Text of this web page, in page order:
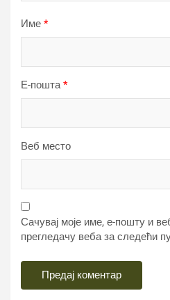
Име *
Е-пошта*
Веб место
Сачувај моје име, е-пошту и
прегледачу веба за следећи